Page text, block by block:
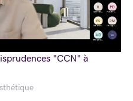
"CCN" à